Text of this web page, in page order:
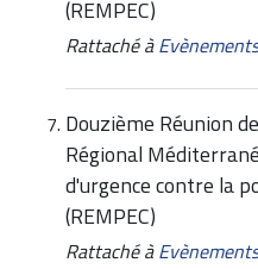
(REMPEC)
Rattaché à Evènements
Douzième Réunion
Régional
d'urgence contre la
(REMPEC)
Rattaché à Evènements